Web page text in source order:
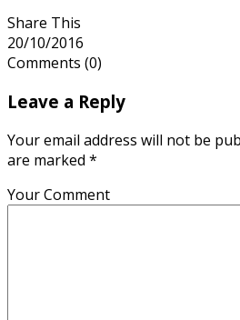
Share This
20/10/2016
Comments (0)
Leave a Reply
Your email address will not be
are marked *
Your Comment